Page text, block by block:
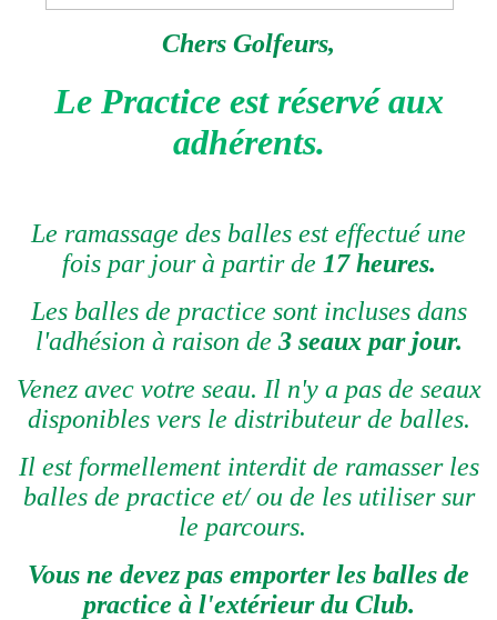
Chers Golfeurs,
Le Practice est réservé aux
adhérents.
Le ramassage des balles est effectué une
fois par jour à partir de 17 heures.
Les balles de practice sont incluses dans
l'adhésion à raison de 3 seaux par jour.
Venez avec votre seau. Il n'y a pas de seaux
disponibles vers le distributeur de balles.
Il est formellement interdit de ramasser les
balles de practice et/ ou de les utiliser sur
le parcours.
Vous ne devez pas emporter les balles de
practice à l'extérieur du Club.